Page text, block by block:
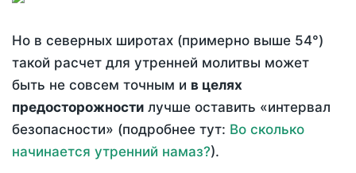
Но в северных широтах (примерно выше 54°)
такой расчет для утренней молитвы может
быть не совсем точным и в целях
предосторожности лучше оставить «интервал
безопасности» (подробнее тут: Во сколько
начинается утренний намаз?).